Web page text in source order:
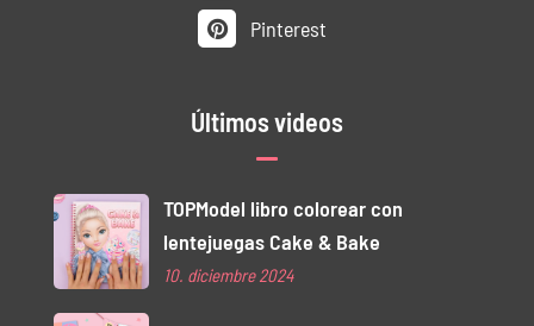
Pinterest
Últimos videos
TOPModel libro colorear con
lentejuegas Cake & Bake
10. diciembre 2024